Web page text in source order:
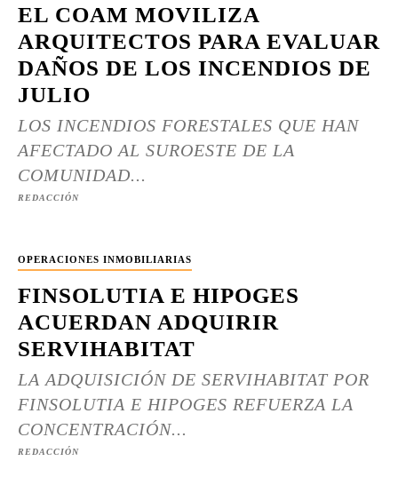
EL COAM MOVILIZA
ARQUITECTOS PARA EVALUAR
DAÑOS DE LOS INCENDIOS DE
JULIO
LOS INCENDIOS FORESTALES QUE HAN
AFECTADO AL SUROESTE DE LA
COMUNIDAD...
REDACCIÓN
OPERACIONES INMOBILIARIAS
FINSOLUTIA E HIPOGES
ACUERDAN ADQUIRIR
SERVIHABITAT
LA ADQUISICIÓN DE SERVIHABITAT POR
FINSOLUTIA E HIPOGES REFUERZA LA
CONCENTRACIÓN...
REDACCIÓN